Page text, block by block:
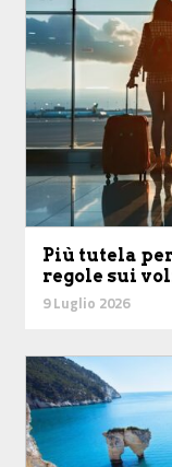
Più tutela
regole sui
9 Luglio 2026